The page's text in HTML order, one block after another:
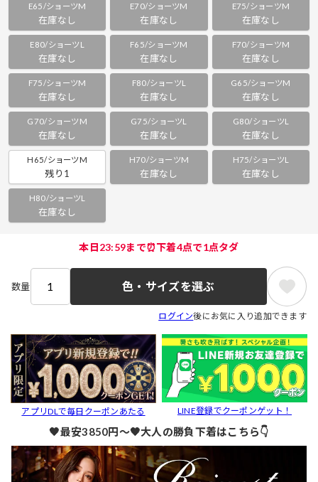
E65/ショーツM
在庫なし
E70/ショーツM
在庫なし
E75/ショーツM
在庫なし
E80/ショーツL
在庫なし
F65/ショーツM
在庫なし
F70/ショーツM
在庫なし
F75/ショーツM
在庫なし
F80/ショーツL
在庫なし
G65/ショーツM
在庫なし
G70/ショーツM
在庫なし
G75/ショーツL
在庫なし
G80/ショーツL
在庫なし
H65/ショーツM
残り1
H70/ショーツM
在庫なし
H75/ショーツL
在庫なし
H80/ショーツL
在庫なし
本日23:59まで⏰下着4点で1点タダ
数量 色・サイズを選ぶ
ログイン後にお気に入り追加できます
アプリDLで毎日クーポンあたる LINE登録でクーポンゲット！
🖤最安3850円～🖤大人の勝負下着はこちら👇